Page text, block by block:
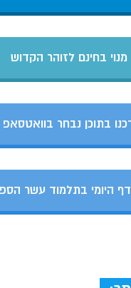
בחינם לזוהר הקדוש
בתוכן נבחר בוואטסאפ
היומי בתלמוד עשר